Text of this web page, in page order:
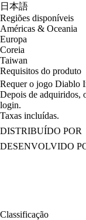
日本語
Regiões disponíveis
Américas & Oceania
Europa
Coreia
Taiwan
Requisitos do produto
Requer o jogo Diablo
Depois de adquiridos,
login.
Taxas incluídas.
DISTRIBUÍDO POR
DESENVOLVIDO
Classificação